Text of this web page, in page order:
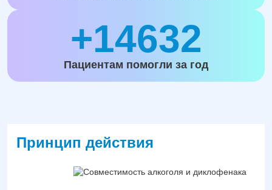
+14632
Пациентам помогли за год
Принцип действия